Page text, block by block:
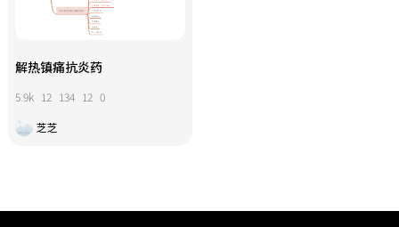
解热镇痛抗炎药
5.9k 12 134 12 0
芝芝